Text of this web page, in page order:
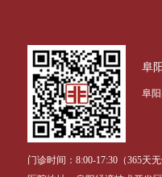
阜
阜
门诊时间：8:00-17:30（365天无